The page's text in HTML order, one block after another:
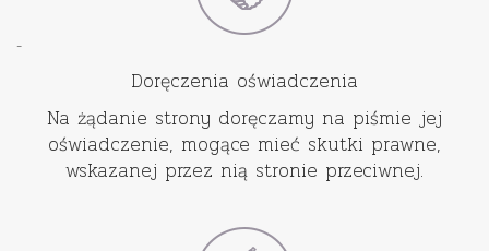
-
Doręczenia oświadczenia
Na żądanie strony doręczamy na piśmie jej
oświadczenie, mogące mieć skutki prawne,
wskazanej przez nią stronie przeciwnej.